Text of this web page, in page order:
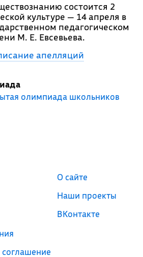
состоится 2
культуре — 14 апреля в
педагогическом
М. Е. Евсевьева.
апелляций
олимпиада школьников
соглашение
О сайте
Наши проекты
ВКонтакте